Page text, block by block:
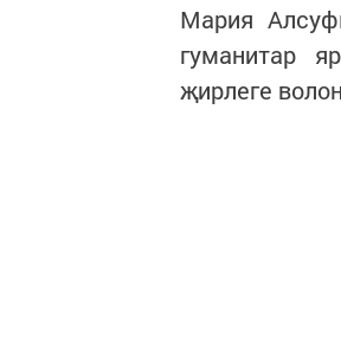
Мария
гуманитар
җирлеге